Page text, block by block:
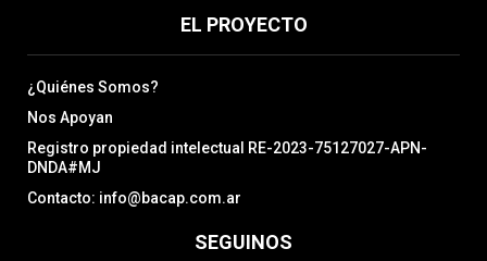
EL PROYECTO
¿Quiénes Somos?
Nos Apoyan
Registro propiedad intelectual RE-2023-75127027-APN-
DNDA#MJ
Contacto: info@bacap.com.ar
SEGUINOS